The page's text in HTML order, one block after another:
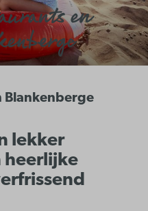
en
Blankenberge
lekker
heerlijke